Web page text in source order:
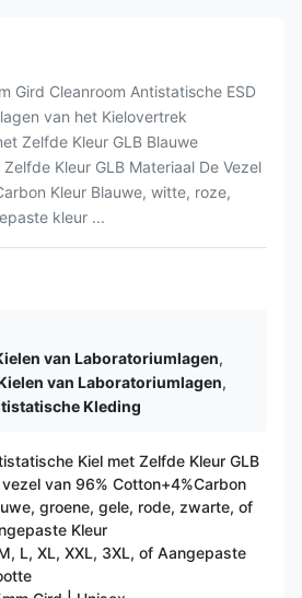
Gird Cleanroom Antistatische ESD
van het Kielovertrek
Zelfde Kleur GLB Blauwe
Kleur GLB Materiaal De Vezel
Kleur Blauwe, witte, roze,
kleur ...
van Laboratoriumlagen,
van Laboratoriumlagen,
Kleding
Kiel met Zelfde Kleur GLB
vezel van 96% Cotton+4%Carbon
groene, gele, rode, zwarte, of
Kleur
L, XL, XXL, 3XL, of Aangepaste